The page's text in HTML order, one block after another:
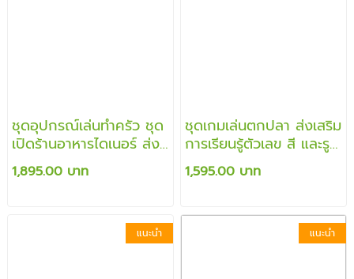
ชุดอุปกรณ์เล่นทำครัว ชุด
เปิดร้านอาหารไดเนอร์ ส่ง
เสริมการเล่นแบบสวม
บทบาท สร้างสรรค์การเล่น
1,895.00 บาท
ชุดเกมเล่นตกปลา ส่งเสริม
การเรียนรู้ตัวเลข สี และรูป
ร่าง
1,595.00 บาท
แนะนำ แนะนำ